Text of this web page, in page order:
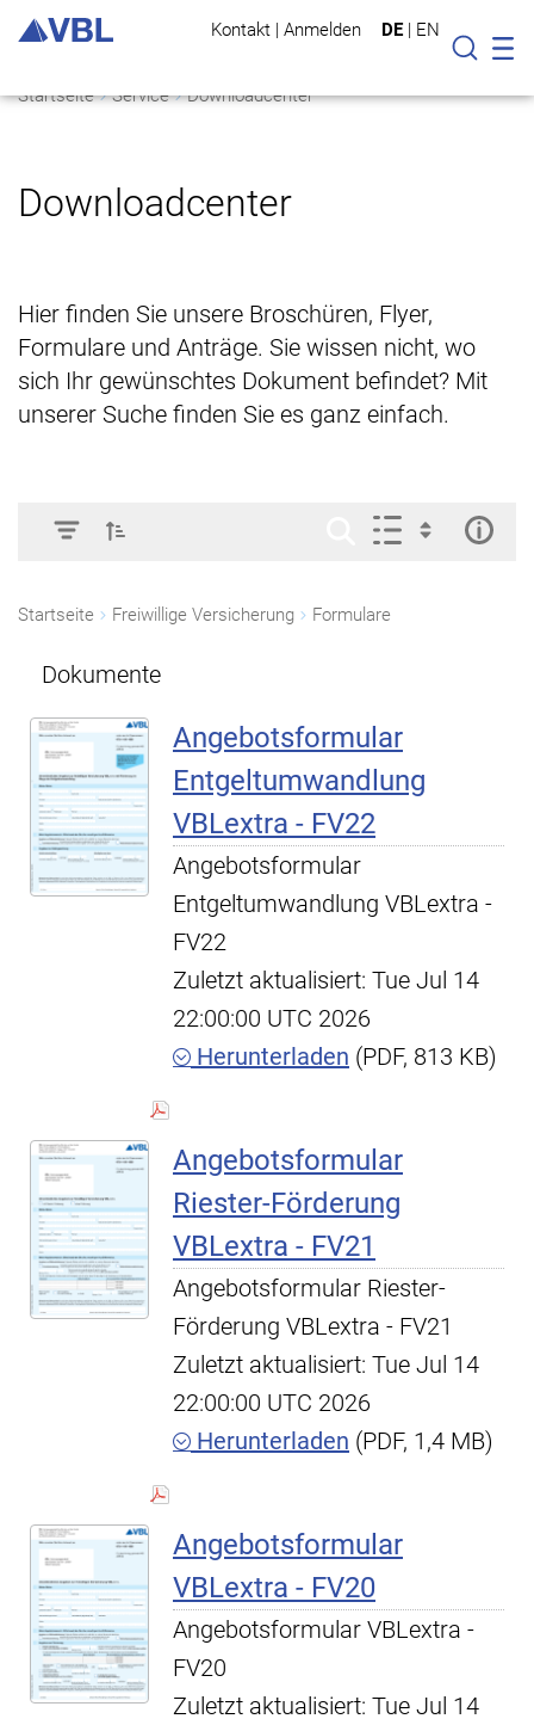
Kontakt | Anmelden DE | EN
Suche
Startseite Service Downloadcenter
Downloadcenter
Hier finden Sie unsere Broschüren, Flyer,
Formulare und Anträge. Sie wissen nicht, wo
sich Ihr gewünschtes Dokument befindet? Mit
unserer Suche finden Sie es ganz einfach.
Startseite Freiwillige Versicherung Formulare
Dokumente
Angebotsformular
Entgeltumwandlung
VBLextra - FV22
Angebotsformular
Entgeltumwandlung VBLextra -
FV22
Zuletzt aktualisiert: Tue Jul 14
22:00:00 UTC 2026
Herunterladen (PDF, 813 KB)
Angebotsformular
Riester-Förderung
VBLextra - FV21
Angebotsformular Riester-
Förderung VBLextra - FV21
Zuletzt aktualisiert: Tue Jul 14
22:00:00 UTC 2026
Herunterladen (PDF, 1,4 MB)
Angebotsformular
VBLextra - FV20
Angebotsformular VBLextra -
FV20
Zuletzt aktualisiert: Tue Jul 14